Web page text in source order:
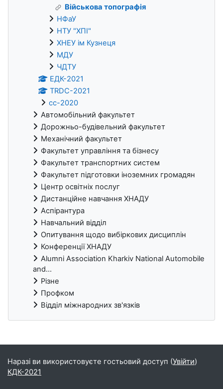
Військова топографія
НФаУ
НТУ "ХПІ"
ХНЕУ ім Кузнеця
МДУ
ЧДТУ
ЕДК-2021
TRDC-2021
cc-2020
Автомобільний факультет
Дорожньо-будівельний факультет
Механічний факультет
Факультет управління та бізнесу
Факультет транспортних систем
Факультет підготовки іноземних громадян
Центр освітніх послуг
Дистанційне навчання ХНАДУ
Аспірантура
Навчальний відділ
Опитування щодо вибіркових дисциплін
Конференції ХНАДУ
Alumni Association Kharkiv National Automobile
and...
Різне
Профком
Відділ міжнародних зв'язків
Блоки
Наразі ви використовуєте гостьовий доступ (Увійти)
КДК-2021